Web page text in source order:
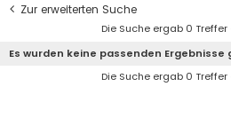
Zur erweiterten Suche
Die Suche ergab 0 Treffer
Es wurden keine passenden Ergebnisse
Die Suche ergab 0 Treffer